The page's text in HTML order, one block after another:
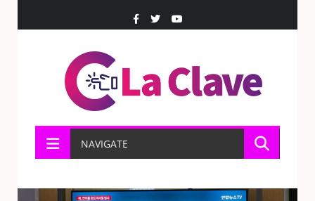
NAVIGATE